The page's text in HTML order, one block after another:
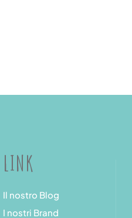
LINK
Il nostro Blog
I nostri Brand